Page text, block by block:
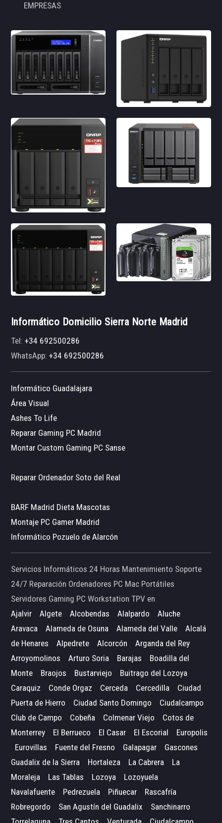
EMPRESAS
Informático Domicilio Sierra Norte Madrid
Tel:+34 692500286
WhatsApp:+34 692500286
Informático Guadalajara
Área Visual
Ashes To Life
Reparar Gaming PC Madrid
Montar Custom Gaming PC Sanse
Reparar Ordenador Soto del Real
BARF Madrid Dieta Mascotas
Montaje PC Gamer Madrid
Informático Pozuelo de Alarcón
Servicios Informáticos 24 Horas Mantenimiento Soporte
24/7 Reparación Ordenadores PC Mac Portátiles
Servidores Gaming PC Workstation TPV en
Ajalvir
Algete Alcobendas Alalpardo
Aluche
Aravaca
Alameda de Osuna Alameda del Valle
Alcalá
de Henares
Alpedrete Alcorcón
Arganda del Rey
Arroyomolinos
Arturo Soria Barajas
Boadilla del
Monte
Braojos Bustarviejo
Buitrago del Lozoya
Caraquiz
Conde Orgaz Cerceda Cercedilla
Ciudad
Puerta de Hierro
Ciudad Santo Domingo
Ciudalcampo
Club de Campo
Cobeña Colmenar Viejo
Cotos de
Monterrey
El Berrueco El Casar El Escorial
Europolis
Eurovillas
Fuente del Fresno Galapagar
Gascones
Guadalix de la Sierra
Hortaleza La Cabrera
La
Moraleja
Las Tablas Lozoya
Lozoyuela
Navalafuente
Pedrezuela Piñuecar
Rascafría
Robregordo
San Agustín del Guadalix
Sanchinarro